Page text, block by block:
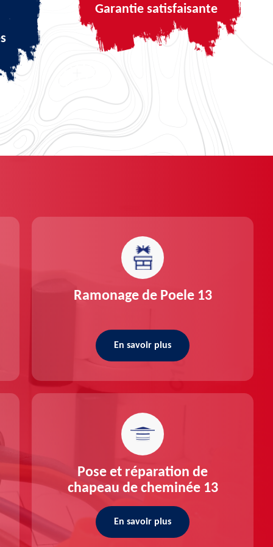
Garantie satisfaisante
Ramonage de Poele 13
En savoir plus
Pose et réparation de
chapeau de cheminée 13
En savoir plus